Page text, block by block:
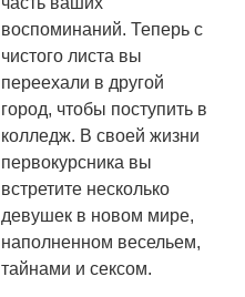
воспоминаний. Теперь с
чистого листа вы
переехали в другой
город, чтобы поступить в
колледж. В своей жизни
первокурсника вы
встретите несколько
девушек в новом мире,
наполненном весельем,
тайнами и сексом.